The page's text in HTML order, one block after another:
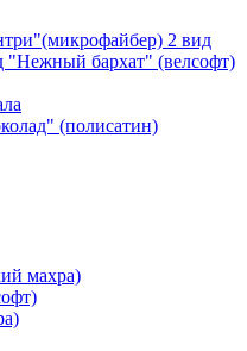
2 вид
"Нежный бархат" (велсофт)
(полисатин)
махра)